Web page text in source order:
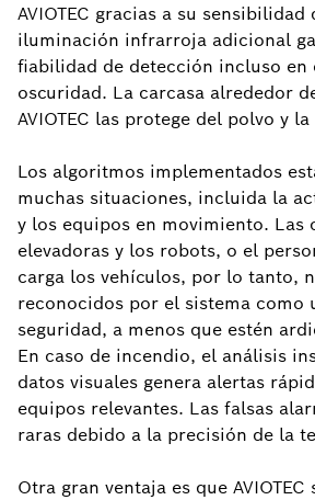
AVIOTEC gracias a su sensibilidad
iluminación infrarroja adicional
fiabilidad de detección incluso en
oscuridad. La carcasa alrededor
AVIOTEC las protege del polvo y
Los algoritmos implementados
muchas situaciones, incluida la
y los equipos en movimiento. Las
elevadoras y los robots, o el
carga los vehículos, por lo tanto,
reconocidos por el sistema como
seguridad, a menos que estén
En caso de incendio, el análisis
datos visuales genera alertas
equipos relevantes. Las falsas
raras debido a la precisión de la
Otra gran ventaja es que